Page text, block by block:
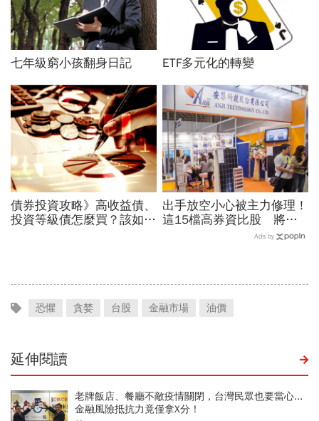
七年級窮小孩翻身日記 ETF多元化的轉變
債券投資攻略》高收益債、
投資等級債怎麼買？該如何
出手放空小心被主力修理！
這15檔高券資比股 將上
Ads by
恐懼 貪婪 台股 金融市場 油價
延伸閱讀
老牌飯店、餐廳不敵疫情關閉，台灣民眾也要當心...
金融風險抵抗力竟僅拿X分！